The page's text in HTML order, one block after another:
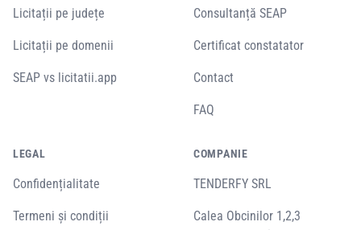
Licitații pe județe
Licitații pe domenii
SEAP vs licitatii.app
Consultanță SEAP
Certificat constatator
Contact
FAQ
LEGAL
Confidențialitate
Termeni și condiții
COMPANIE
TENDERFY SRL
Calea Obcinilor 1,2,3